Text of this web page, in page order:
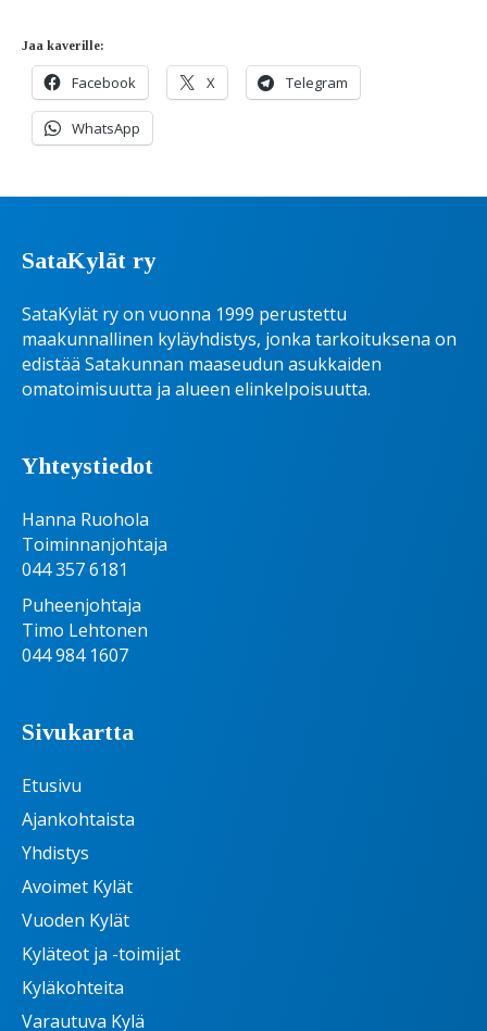
Jaa kaverille:
Facebook X Telegram
WhatsApp
SataKylät ry
SataKylät ry on vuonna 1999 perustettu
maakunnallinen kyläyhdistys, jonka tarkoituksena on
edistää Satakunnan maaseudun asukkaiden
omatoimisuutta ja alueen elinkelpoisuutta.
Yhteystiedot
Hanna Ruohola
Toiminnanjohtaja
044 357 6181
Puheenjohtaja
Timo Lehtonen
044 984 1607
Sivukartta
Etusivu
Ajankohtaista
Yhdistys
Avoimet Kylät
Vuoden Kylät
Kyläteot ja -toimijat
Kyläkohteita
Varautuva Kylä